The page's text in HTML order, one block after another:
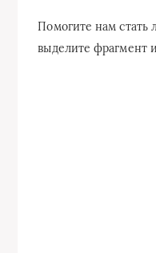
Помогите нам стать
выделите фрагмент